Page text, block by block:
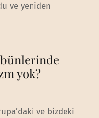
ve yeniden
yok?
ve bizdeki